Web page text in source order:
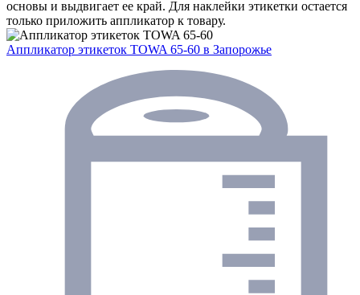
основы и выдвигает ее край. Для наклейки этикетки остается
только приложить аппликатор к товару.
Аппликатор этикеток TOWA 65-60 в Запорожье